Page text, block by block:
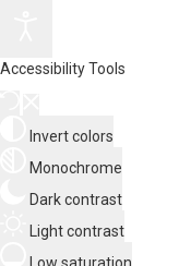
Accessibility Tools
Invert colors
Monochrome
Dark contrast
Light contrast